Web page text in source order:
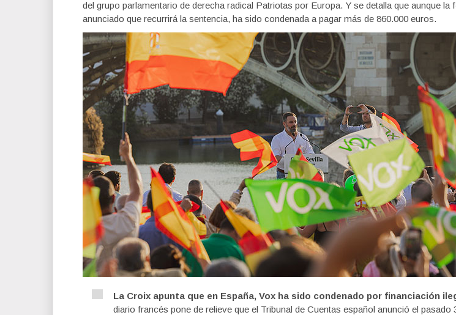
del grupo parlamentario de derecha radical Patriotas por Europa. Y se detalla que aunque la
anunciado que recurrirá la sentencia, ha sido condenada a pagar más de 860.000 euros.
La Croix apunta que en España, Vox ha sido condenado por financiación
diario francés pone de relieve que el Tribunal de Cuentas español anunció el pasado